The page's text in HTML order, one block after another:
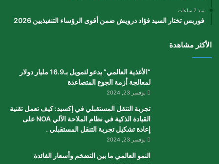
منذ 7 ساعات
فوربس تختار السيد فؤاد درويش ضمن أقوى الرؤساء التنفيذيين 2026
الأكثر مشاهدة
“الأغذية العالمي” يدعو لتمويل بـ16.9 مليار دولار
لمعالجة أزمة الجوع المتصاعدة
نوفمبر 23, 2024
تجربة التنقل المستقبلي في إكسيد: كيف تعمل تقنية
القيادة الذكية في نظام الملاحة الآلي NOA على
إعادة تشكيل تجربة التنقل المستقبلي .
نوفمبر 23, 2024
النمو العالمي ما بين التضخم وأسعار الفائدة